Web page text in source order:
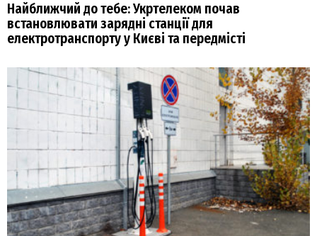
Найближчий до тебе: Укртелеком почав
встановлювати зарядні станції для
електротранспорту у Києві та передмісті